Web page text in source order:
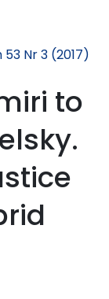
53 Nr 3 (2017)
to